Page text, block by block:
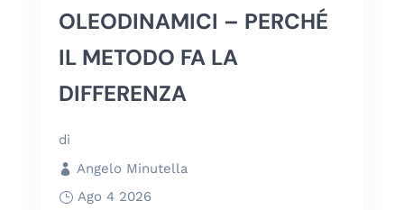
OLEODINAMICI – PERCHÉ
IL METODO FA LA
DIFFERENZA
di
Angelo Minutella
Ago 4 2026